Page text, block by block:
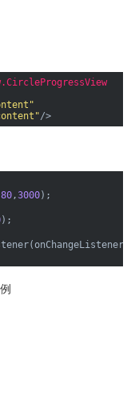
/>
80 ,3000);
);